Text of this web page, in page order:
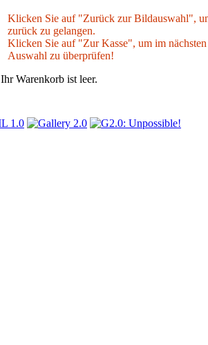
Klicken Sie auf "Zurück zur Bildauswahl",
zurück zu gelangen.
Klicken Sie auf "Zur Kasse", um im
Auswahl zu überprüfen!
Ihr Warenkorb ist leer.